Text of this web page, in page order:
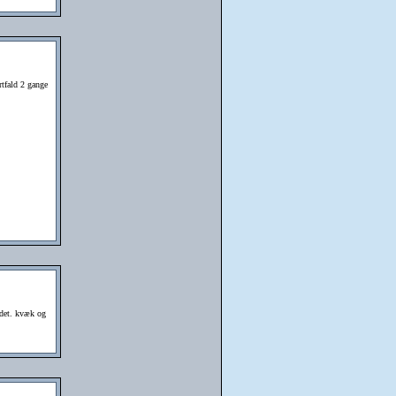
2 gange
kvæk og